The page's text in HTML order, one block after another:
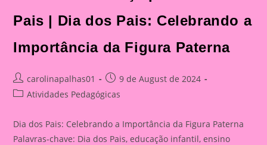
Pais:
Celebrando
Importância
Da
Pais | Dia dos Pais: Celebrando a
Importância da Figura Paterna
Post
author:
carolinapalhas01
Post
published:
9 de August de 2024
PostAtividades Pedagógicas
Dia dos Pais: Celebrando a Importância da Figura Paterna
Palavras-chave: Dia dos Pais, educação infantil, ensino